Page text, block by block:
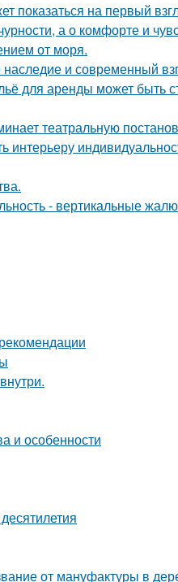
показаться на первый
а о комфорте и
от моря.
и современный
для аренды может быть
театральную
интерьеру
- вертикальные
и особенности
от мануфактуры в